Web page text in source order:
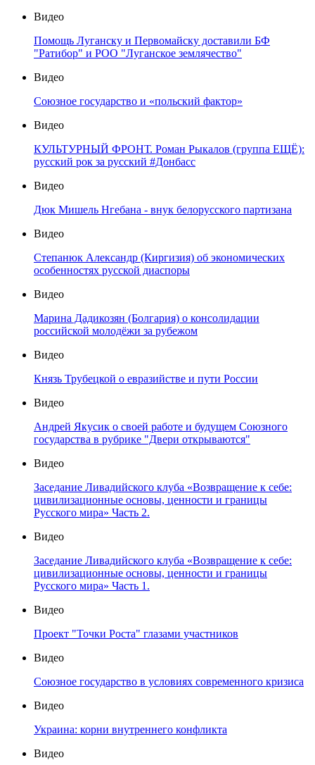
Видео
Помощь Луганску и Первомайску доставили БФ
"Ратибор" и РОО "Луганское землячество"
Видео
Союзное государство и «польский фактор»
Видео
КУЛЬТУРНЫЙ ФРОНТ. Роман Рыкалов (группа ЕЩЁ):
русский рок за русский #Донбасс
Видео
Дюк Мишель Нгебана - внук белорусского партизана
Видео
Степанюк Александр (Киргизия) об экономических
особенностях русской диаспоры
Видео
Марина Дадикозян (Болгария) о консолидации
российской молодёжи за рубежом
Видео
Князь Трубецкой о евразийстве и пути России
Видео
Андрей Якусик о своей работе и будущем Союзного
государства в рубрике "Двери открываются"
Видео
Заседание Ливадийского клуба «Возвращение к себе:
цивилизационные основы, ценности и границы
Русского мира» Часть 2.
Видео
Заседание Ливадийского клуба «Возвращение к себе:
цивилизационные основы, ценности и границы
Русского мира» Часть 1.
Видео
Проект "Точки Роста" глазами участников
Видео
Союзное государство в условиях современного кризиса
Видео
Украина: корни внутреннего конфликта
Видео